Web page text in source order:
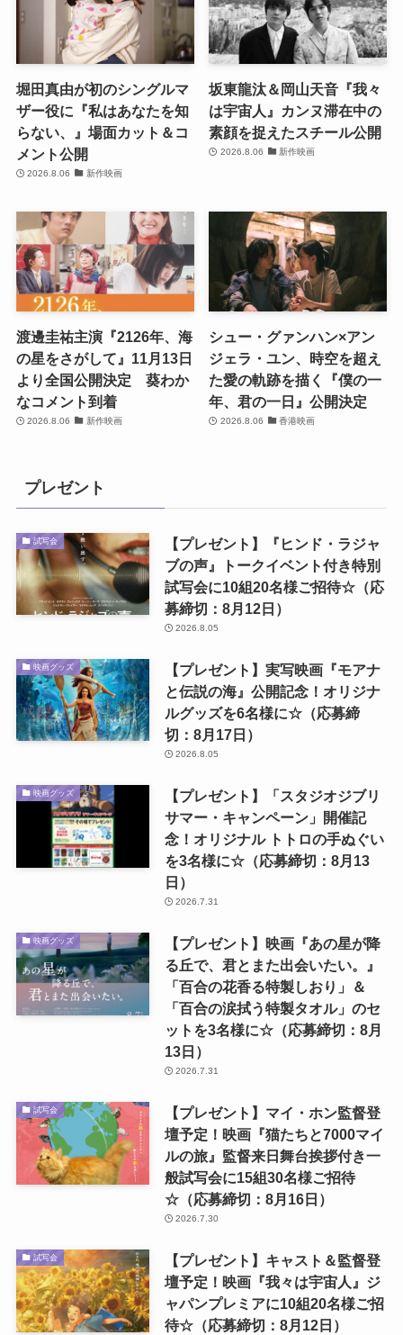
堀田真由が初のシングルマ
ザー役に『私はあなたを知
らない、』場面カット＆コ
メント公開
2026.8.06 新作映画
坂東龍汰＆岡山天音『我々
は宇宙人』カンヌ滞在中の
素顔を捉えたスチール公開
2026.8.06 新作映画
渡邊圭祐主演『2126年、海
の星をさがして』11月13日
より全国公開決定 葵わか
なコメント到着
2026.8.06 新作映画
シュー・グァンハン×アン
ジェラ・ユン、時空を超え
た愛の軌跡を描く『僕の一
年、君の一日』公開決定
2026.8.06 香港映画
プレゼント
試写会
【プレゼント】『ヒンド・ラジャ
ブの声』トークイベント付き特別
試写会に10組20名様ご招待☆（応
募締切：8月12日）
2026.8.05
映画グッズ
【プレゼント】実写映画『モアナ
と伝説の海』公開記念！オリジナ
ルグッズを6名様に☆（応募締
切：8月17日）
2026.8.05
映画グッズ
【プレゼント】「スタジオジブリ
サマー・キャンペーン」開催記
念！オリジナル トトロの手ぬぐい
を3名様に☆（応募締切：8月13
日）
2026.7.31
映画グッズ
【プレゼント】映画『あの星が降
る丘で、君とまた出会いたい。』
「百合の花香る特製しおり」＆
「百合の涙拭う特製タオル」のセ
ットを3名様に☆（応募締切：8月
13日）
2026.7.31
試写会
【プレゼント】マイ・ホン監督登
壇予定！映画『猫たちと7000マイ
ルの旅』監督来日舞台挨拶付き一
般試写会に15組30名様ご招待
☆（応募締切：8月16日）
2026.7.30
試写会
【プレゼント】キャスト＆監督登
壇予定！映画『我々は宇宙人』ジ
ャパンプレミアに10組20名様ご招
待☆（応募締切：8月12日）